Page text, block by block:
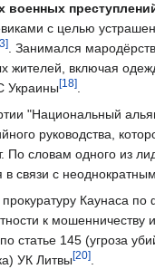
военных
с целью
. Занимался
жителей, включая
Украины[18].
"Национальный
руководства,
По словам одного из
связи с
Каунаса
к
статье 145 (угроза
УК Литвы[20].